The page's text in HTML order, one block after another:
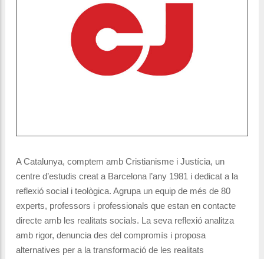
A Catalunya, comptem amb Cristianisme i Justícia, un
centre d’estudis creat a Barcelona l’any 1981 i dedicat a la
reflexió social i teològica. Agrupa un equip de més de 80
experts, professors i professionals que estan en contacte
directe amb les realitats socials. La seva reflexió analitza
amb rigor, denuncia des del compromís i proposa
alternatives per a la transformació de les realitats